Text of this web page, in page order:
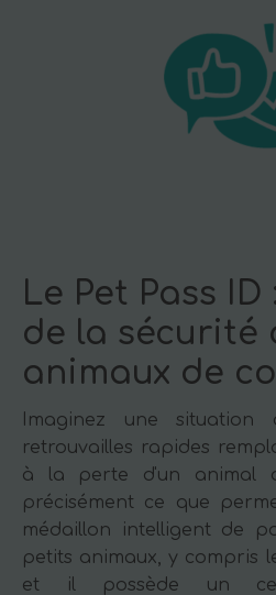
Le Pet Pass
de la sécurité
animaux de
Imaginez une
retrouvailles rapides
à la perte d'un animal
précisément ce que
médaillon intelligent de
petits animaux, y compris
et il possède un